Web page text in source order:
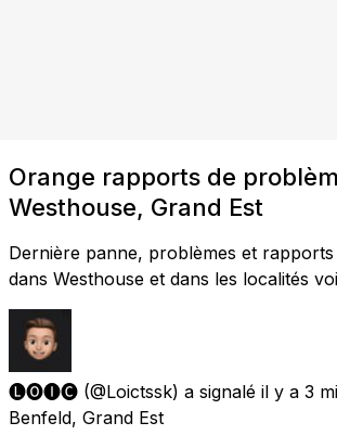
Orange rapports de
Westhouse, Grand Est
Dernière panne, problèmes et
dans Westhouse et dans les localités
🅛🅞🅘🅒 (@Loictssk) a signalé il y a 3
Benfeld, Grand Est